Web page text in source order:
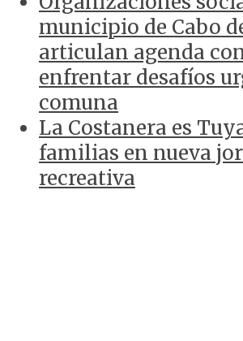
municipio de Cabo
articulan agenda
enfrentar desafíos
comuna
La Costanera es
familias en nueva
recreativa